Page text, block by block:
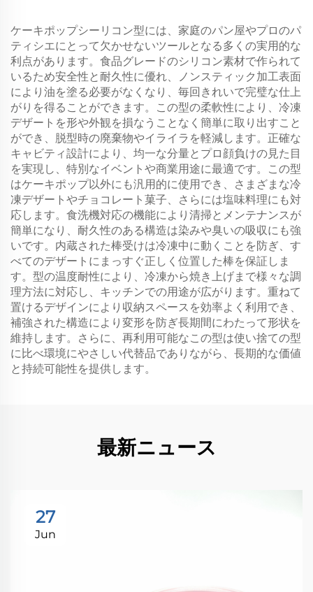
ケーキポップシーリコン型には、家庭のパン屋やプロのパ
ティシエにとって欠かせないツールとなる多くの実用的な
利点があります。食品グレードのシリコン素材で作られて
いるため安全性と耐久性に優れ、ノンスティック加工表面
により油を塗る必要がなくなり、毎回きれいで完璧な仕上
がりを得ることができます。この型の柔軟性により、冷凍
デザートを形や外観を損なうことなく簡単に取り出すこと
ができ、脱型時の廃棄物やイライラを軽減します。正確な
キャビティ設計により、均一な分量とプロ顔負けの見た目
を実現し、特別なイベントや商業用途に最適です。この型
はケーキポップ以外にも汎用的に使用でき、さまざまな冷
凍デザートやチョコレート菓子、さらには塩味料理にも対
応します。食洗機対応の機能により清掃とメンテナンスが
簡単になり、耐久性のある構造は染みや臭いの吸収にも強
いです。内蔵された棒受けは冷凍中に動くことを防ぎ、す
べてのデザートにまっすぐ正しく位置した棒を保証しま
す。型の温度耐性により、冷凍から焼き上げまで様々な調
理方法に対応し、キッチンでの用途が広がります。重ねて
置けるデザインにより収納スペースを効率よく利用でき、
補強された構造により変形を防ぎ長期間にわたって形状を
維持します。さらに、再利用可能なこの型は使い捨ての型
に比べ環境にやさしい代替品でありながら、長期的な価値
と持続可能性を提供します。
最新ニュース
27
Jun